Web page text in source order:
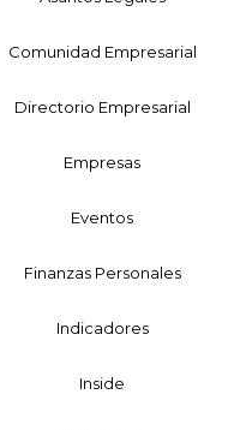
Comunidad Empresarial
Directorio Empresarial
Empresas
Eventos
Finanzas Personales
Indicadores
Inside